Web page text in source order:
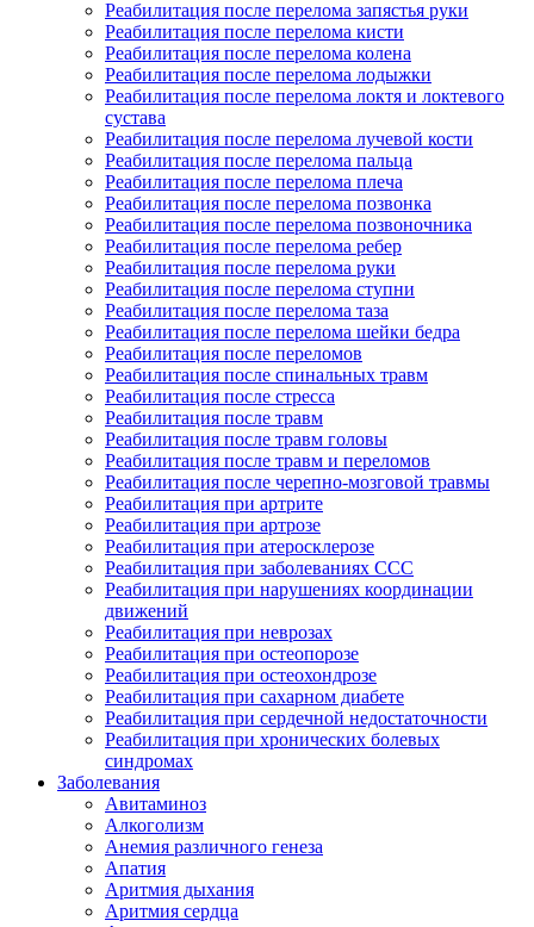
Реабилитация после перелома запястья руки
Реабилитация после перелома кисти
Реабилитация после перелома колена
Реабилитация после перелома лодыжки
Реабилитация после перелома локтя и локтевого
сустава
Реабилитация после перелома лучевой кости
Реабилитация после перелома пальца
Реабилитация после перелома плеча
Реабилитация после перелома позвонка
Реабилитация после перелома позвоночника
Реабилитация после перелома ребер
Реабилитация после перелома руки
Реабилитация после перелома ступни
Реабилитация после перелома таза
Реабилитация после перелома шейки бедра
Реабилитация после переломов
Реабилитация после спинальных травм
Реабилитация после стресса
Реабилитация после травм
Реабилитация после травм головы
Реабилитация после травм и переломов
Реабилитация после черепно-мозговой травмы
Реабилитация при артрите
Реабилитация при артрозе
Реабилитация при атеросклерозе
Реабилитация при заболеваниях ССС
Реабилитация при нарушениях координации
движений
Реабилитация при неврозах
Реабилитация при остеопорозе
Реабилитация при остеохондрозе
Реабилитация при сахарном диабете
Реабилитация при сердечной недостаточности
Реабилитация при хронических болевых
синдромах
Заболевания
Авитаминоз
Алкоголизм
Анемия различного генеза
Апатия
Аритмия дыхания
Аритмия сердца